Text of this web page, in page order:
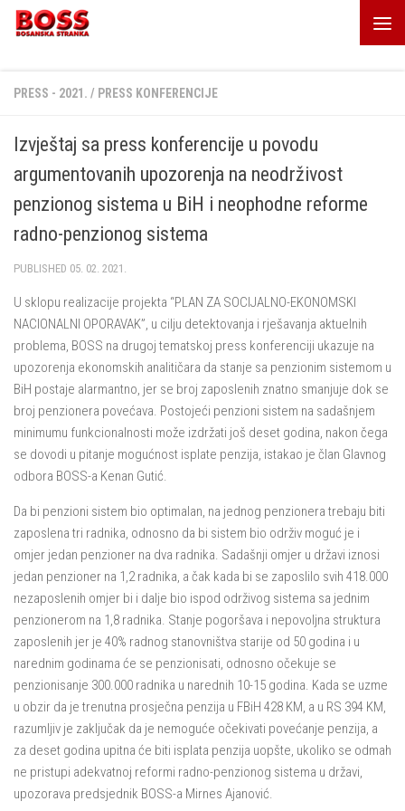
Skip to content
PRESS - 2021. / PRESS KONFERENCIJE
Izvještaj sa press konferencije u povodu
argumentovanih upozorenja na neodrživost
penzionog sistema u BiH i neophodne reforme
radno-penzionog sistema
PUBLISHED 05. 02. 2021.
U sklopu realizacije projekta “PLAN ZA SOCIJALNO-EKONOMSKI
NACIONALNI OPORAVAK”, u cilju detektovanja i rješavanja aktuelnih
problema, BOSS na drugoj tematskoj press konferenciji ukazuje na
upozorenja ekonomskih analitičara da stanje sa penzionim sistemom u
BiH postaje alarmantno, jer se broj zaposlenih znatno smanjuje dok se
broj penzionera povećava. Postojeći penzioni sistem na sadašnjem
minimumu funkcionalnosti može izdržati još deset godina, nakon čega
se dovodi u pitanje mogućnost isplate penzija, istakao je član Glavnog
odbora BOSS-a Kenan Gutić.
Da bi penzioni sistem bio optimalan, na jednog penzionera trebaju biti
zaposlena tri radnika, odnosno da bi sistem bio održiv moguć je i
omjer jedan penzioner na dva radnika. Sadašnji omjer u državi iznosi
jedan penzioner na 1,2 radnika, a čak kada bi se zaposlilo svih 418.000
nezaposlenih omjer bi i dalje bio ispod održivog sistema sa jednim
penzionerom na 1,8 radnika. Stanje pogoršava i nepovoljna struktura
zaposlenih jer je 40% radnog stanovništva starije od 50 godina i u
narednim godinama će se penzionisati, odnosno očekuje se
penzionisanje 300.000 radnika u narednih 10-15 godina. Kada se uzme
u obzir da je trenutna prosječna penzija u FBiH 428 KM, a u RS 394 KM,
razumljiv je zaključak da je nemoguće očekivati povećanje penzija, a
za deset godina upitna će biti isplata penzija uopšte, ukoliko se odmah
ne pristupi adekvatnoj reformi radno-penzionog sistema u državi,
upozorava predsjednik BOSS-a Mirnes Ajanović.